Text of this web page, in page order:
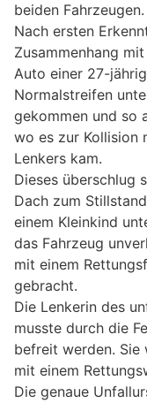
beiden Fahrzeugen.
Nach ersten
Zusammenhang
Auto einer 27-
Normalstreifen
gekommen und so
wo es zur Kollision
Lenkers kam.
Dieses überschlug
Dach zum
einem Kleinkind
das Fahrzeug
mit einem
gebracht.
Die Lenkerin des
musste durch die
befreit werden. Sie
mit einem
Die genaue